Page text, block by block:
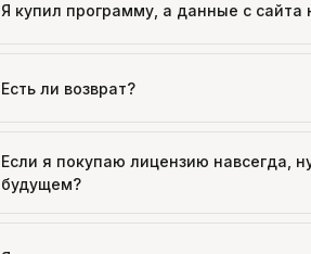
Я купил программу, а данные с сайта
Есть ли возврат?
Если я покупаю лицензию навсегда,
будущем?